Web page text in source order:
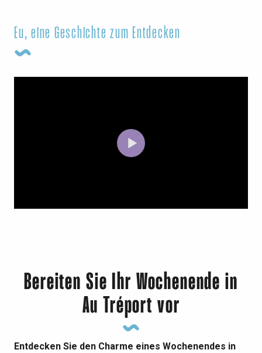
Eu, eine Geschichte zum Entdecken
Bereiten Sie Ihr Wochenende in
Au Tréport vor
Entdecken Sie den Charme eines Wochenendes in